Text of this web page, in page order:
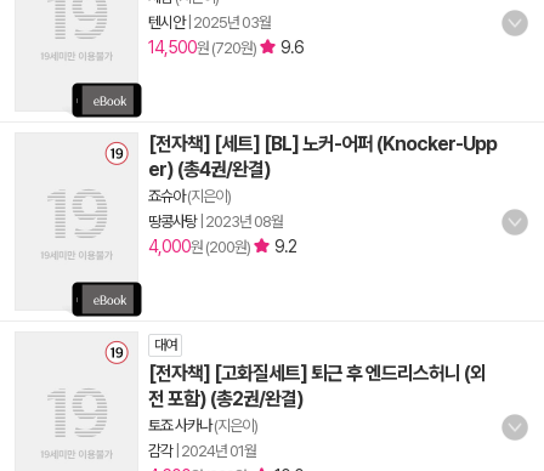
텐시안| 2025년 03월
14,500원 (720원) 9.6
[전자책] [세트] [BL] 노커-어퍼 (Knocker-Upp
er) (총4권/완결)
죠슈아(지은이)
땅콩사탕| 2023년 08월
4,000원 (200원) 9.2
대여
[전자책] [고화질세트] 퇴근 후 엔드리스허니 (외
전 포함) (총2권/완결)
토죠 사카나(지은이)
감각| 2024년 01월